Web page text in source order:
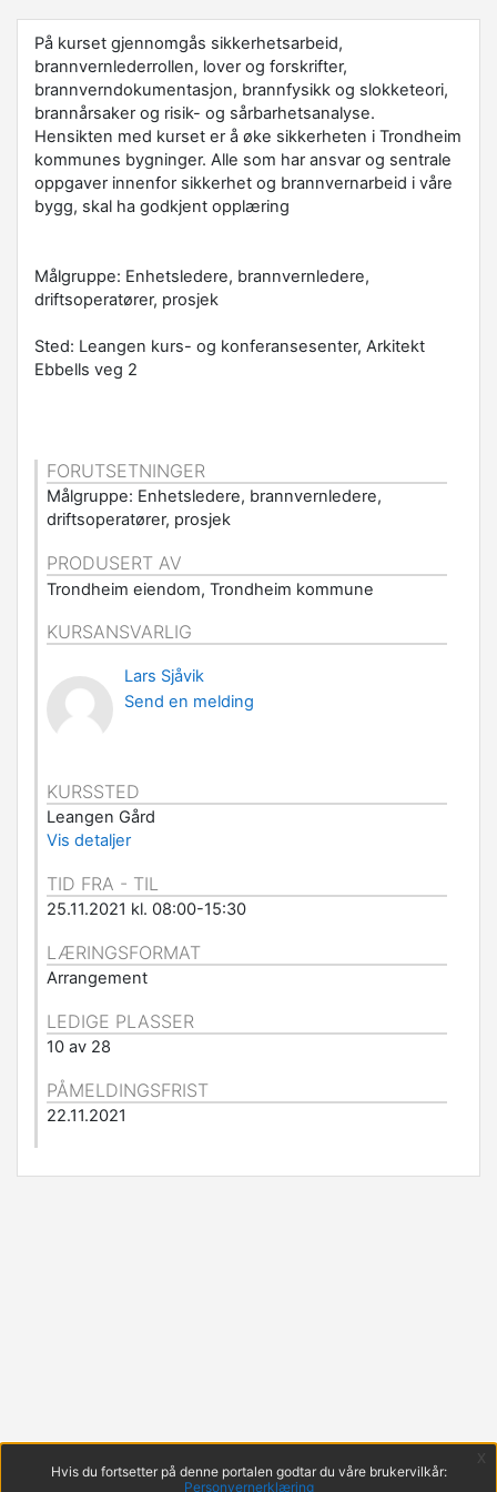
På kurset gjennomgås sikkerhetsarbeid,
brannvernlederrollen, lover og forskrifter,
brannverndokumentasjon, brannfysikk og slokketeori,
brannårsaker og risik- og sårbarhetsanalyse.
Hensikten med kurset er å øke sikkerheten i Trondheim
kommunes bygninger. Alle som har ansvar og sentrale
oppgaver innenfor sikkerhet og brannvernarbeid i våre
bygg, skal ha godkjent opplæring
Målgruppe: Enhetsledere, brannvernledere,
driftsoperatører, prosjek
Sted: Leangen kurs- og konferansesenter, Arkitekt
Ebbells veg 2
FORUTSETNINGER
Målgruppe: Enhetsledere, brannvernledere,
driftsoperatører, prosjek
PRODUSERT AV
Trondheim eiendom, Trondheim kommune
KURSANSVARLIG
Lars Sjåvik
Send en melding
KURSSTED
Leangen Gård
Vis detaljer
TID FRA - TIL
25.11.2021 kl. 08:00-15:30
LÆRINGSFORMAT
Arrangement
LEDIGE PLASSER
10 av 28
PÅMELDINGSFRIST
22.11.2021
Hvis du fortsetter på denne portalen godtar du våre brukervilkår:
Personvernerklæring
x